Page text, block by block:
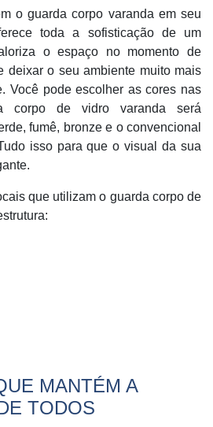
o guarda corpo varanda em seu
toda a sofisticação de um
o espaço no momento de
deixar o seu ambiente muito mais
Você pode escolher as cores nas
corpo de vidro varanda será
fumê, bronze e o convencional
isso para que o visual da sua
que utilizam o guarda corpo de
MANTÉM A
TODOS